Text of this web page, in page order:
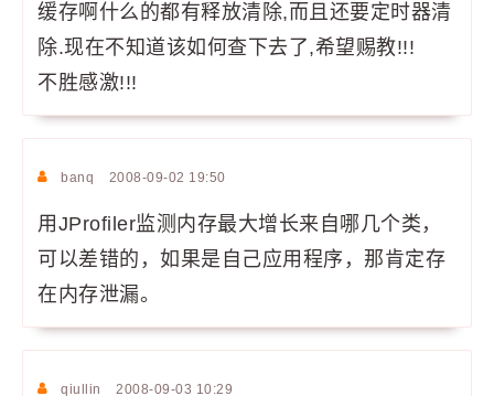
缓存啊什么的都有释放清除,而且还要定时器清
除.现在不知道该如何查下去了,希望赐教!!!
不胜感激!!!
banq 2008-09-02 19:50
用JProfiler监测内存最大增长来自哪几个类，
可以差错的，如果是自己应用程序，那肯定存
在内存泄漏。
qiullin 2008-09-03 10:29